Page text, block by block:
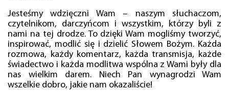
Jesteśmy wdzięczni Wam – naszym słuchaczom,
czytelnikom, darczyńcom i wszystkim, którzy byli z
nami na tej drodze. To dzięki Wam mogliśmy tworzyć,
inspirować, modlić się i dzielić Słowem Bożym. Każda
rozmowa, każdy komentarz, każda transmisja, każde
świadectwo i każda modlitwa wspólna z Wami były dla
nas wielkim darem. Niech Pan wynagrodzi Wam
wszelkie dobro, jakie nam okazaliście!